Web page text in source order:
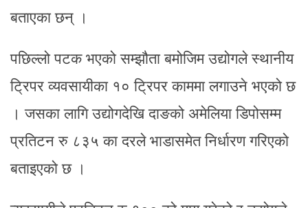
बताएका छन् ।
पछिल्लो पटक भएको सम्झौता बमोजिम उद्योगले स्थानीय
ट्रिपर व्यवसायीका १० ट्रिपर काममा लगाउने भएको छ
। जसका लागि उद्योगदेखि दाङको अमेलिया डिपोसम्म
प्रतिटन रु ८३५ का दरले भाडासमेत निर्धारण गरिएको
बताइएको छ ।